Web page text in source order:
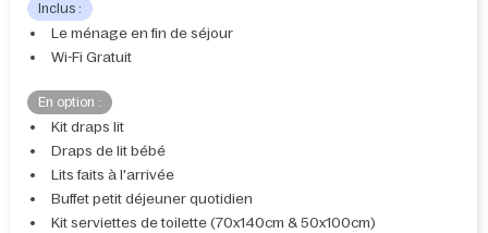
Inclus :
Le ménage en fin de séjour
Wi-Fi Gratuit
En option :
Kit draps lit
Draps de lit bébé
Lits faits à l'arrivée
Buffet petit déjeuner quotidien
Kit serviettes de toilette (70x140cm & 50x100cm)